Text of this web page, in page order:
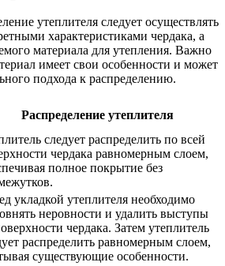
утеплителя следует осуществлять
характеристиками чердака, а
материала для утепления. Важно
имеет свои особенности и может
подхода к распределению.
Распределение утеплителя
следует распределить по всей
чердака равномерным слоем,
полное покрытие без
укладкой утеплителя необходимо
неровности и удалить выступы
чердака. Затем утеплитель
распределить равномерным слоем,
существующие особенности.